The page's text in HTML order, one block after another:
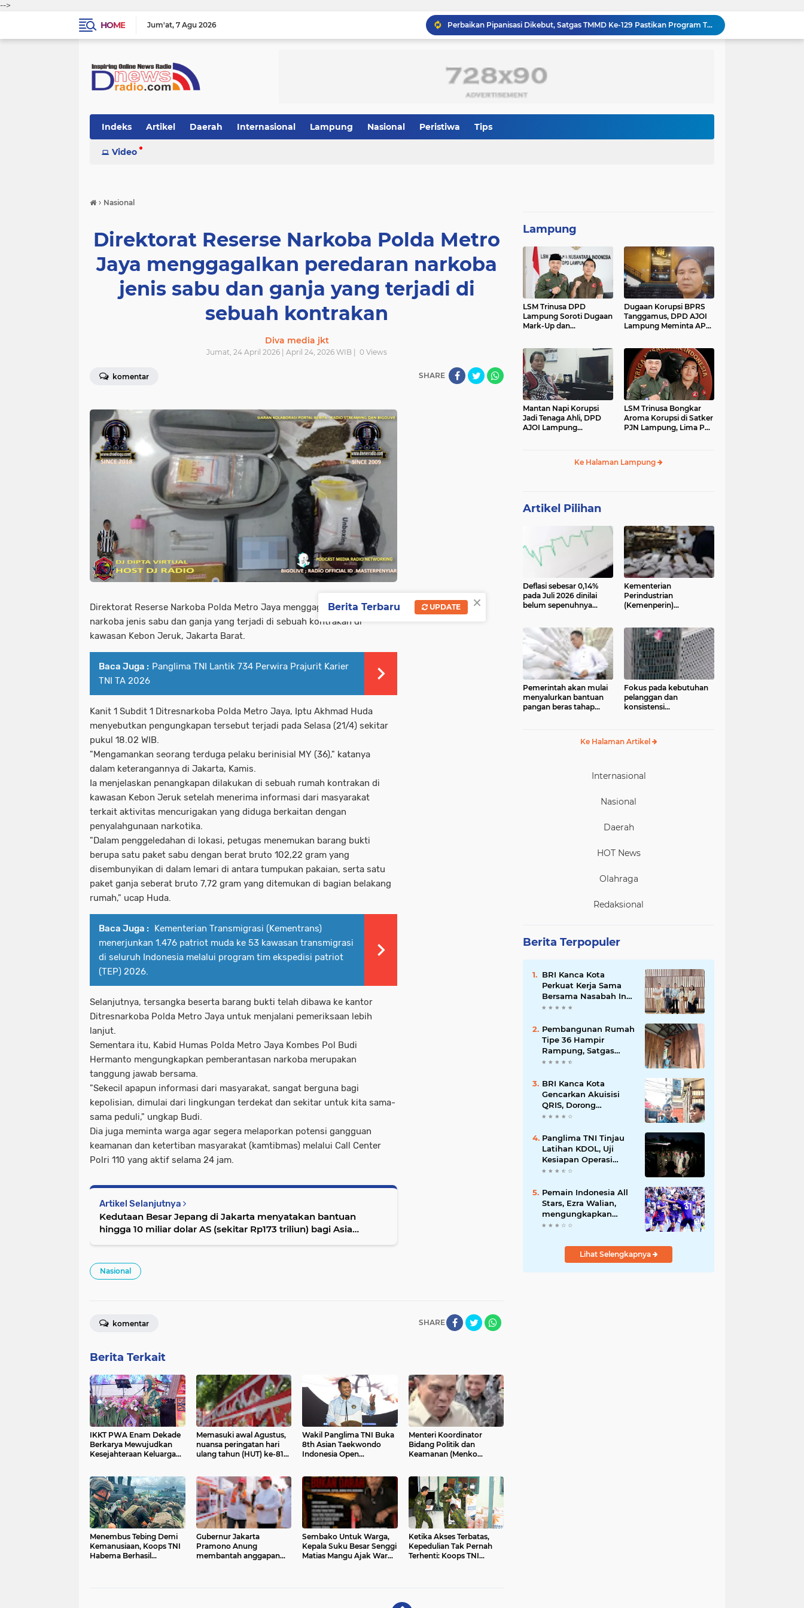
-->
HOME
Jum'at 7 Agu 2026
Perbaikan Pipanisasi Dikebut, Satgas TMMD Ke-129 Pastikan Program TNI Manunggal Air Bersih Segera Dinikmati Warga Kampung Sesor
Bahu Membahu Demi Desa Sehat, Satgas TMMD Bersama Warga Bersihkan Saluran Air
Komandan Lanal Nias Dampingi Gubernur Sumut Bobby Nasution Tinjau Fasilitas Kesehatan dan Budidaya Rumput Laut di Nias Utara
Indeks Artikel Daerah Internasional Lampung Nasional Peristiwa Tips
Video
› Nasional
Direktorat Reserse Narkoba Polda Metro
Jaya menggagalkan peredaran narkoba
jenis sabu dan ganja yang terjadi di
sebuah kontrakan
Diva media jkt
Jumat, 24 April 2026 | April 24, 2026 WIB | 0 Views
komentar SHARE
Direktorat Reserse Narkoba Polda Metro Jaya menggagalkan peredaran
narkoba jenis sabu dan ganja yang terjadi di sebuah kontrakan di
kawasan Kebon Jeruk, Jakarta Barat.
Baca Juga : Panglima TNI Lantik 734 Perwira Prajurit Karier
TNI TA 2026
Kanit 1 Subdit 1 Ditresnarkoba Polda Metro Jaya, Iptu Akhmad Huda
menyebutkan pengungkapan tersebut terjadi pada Selasa (21/4) sekitar
pukul 18.02 WIB.
"Mengamankan seorang terduga pelaku berinisial MY (36)," katanya
dalam keterangannya di Jakarta, Kamis.
Ia menjelaskan penangkapan dilakukan di sebuah rumah kontrakan di
kawasan Kebon Jeruk setelah menerima informasi dari masyarakat
terkait aktivitas mencurigakan yang diduga berkaitan dengan
penyalahgunaan narkotika.
"Dalam penggeledahan di lokasi, petugas menemukan barang bukti
berupa satu paket sabu dengan berat bruto 102,22 gram yang
disembunyikan di dalam lemari di antara tumpukan pakaian, serta satu
paket ganja seberat bruto 7,72 gram yang ditemukan di bagian belakang
rumah," ucap Huda.
Baca Juga : Kementerian Transmigrasi (Kementrans)
menerjunkan 1.476 patriot muda ke 53 kawasan transmigrasi
di seluruh Indonesia melalui program tim ekspedisi patriot
(TEP) 2026.
Selanjutnya, tersangka beserta barang bukti telah dibawa ke kantor
Ditresnarkoba Polda Metro Jaya untuk menjalani pemeriksaan lebih
lanjut.
Sementara itu, Kabid Humas Polda Metro Jaya Kombes Pol Budi
Hermanto mengungkapkan pemberantasan narkoba merupakan
tanggung jawab bersama.
"Sekecil apapun informasi dari masyarakat, sangat berguna bagi
kepolisian, dimulai dari lingkungan terdekat dan sekitar untuk kita sama-
sama peduli," ungkap Budi.
Dia juga meminta warga agar segera melaporkan potensi gangguan
keamanan dan ketertiban masyarakat (kamtibmas) melalui Call Center
Polri 110 yang aktif selama 24 jam.
Artikel Selanjutnya
Kedutaan Besar Jepang di Jakarta menyatakan bantuan
hingga 10 miliar dolar AS (sekitar Rp173 triliun) bagi Asia
Nasional
SHARE
komentar
Berita Terkait
IKKT PWA Enam Dekade
Berkarya Mewujudkan
Kesejahteraan Keluarga
Memasuki awal Agustus,
nuansa peringatan hari
ulang tahun (HUT) ke-81
Wakil Panglima TNI Buka
8th Asian Taekwondo
Indonesia Open
Menteri Koordinator
Bidang Politik dan
Keamanan (Menko
masyarakat bijak
memahami program
pemerintah secara
menyeluruh dan tidak
menilai kebijakan
Menembus Tebing Demi
Kemanusiaan, Koops TNI
Habema Berhasil
Gubernur Jakarta
Pramono Anung
membantah anggapan
Sembako Untuk Warga,
Kepala Suku Besar Senggi
Matias Mangu Ajak Warga
Ketika Akses Terbatas,
Kepedulian Tak Pernah
Terhenti: Koops TNI
Lampung
LSM Trinusa DPD
Lampung Soroti Dugaan
Mark-Up dan
PKPCK
Dugaan Korupsi BPRS
Tanggamus, DPD AJOI
Lampung Meminta APH
Mantan Napi Korupsi
Jadi Tenaga Ahli, DPD
AJOI Lampung
LSM Trinusa Bongkar
Aroma Korupsi di Satker
PJN Lampung, Lima Pos
Ke Halaman Lampung
Artikel Pilihan
Deflasi sebesar 0,14%
pada Juli 2026 dinilai
belum sepenuhnya
Pengamat ekonomi
Center of Reform on
Economics (Core)
Indonesia
Kementerian
Perindustrian
(Kemenperin)
(IKM), khususnya sektor
pakaian jadi, alas kaki,
dan alat olahraga,
memiliki peran strategis
dalam memperkuat
perekonomian nasional
Pemerintah akan mulai
menyalurkan bantuan
pangan beras tahap
pangan pemerintah
33.244.408 penerima
Fokus pada kebutuhan
pelanggan dan
konsistensi
Ke Halaman Artikel
Internasional
Nasional
Daerah
HOT News
Olahraga
Redaksional
Berita Terpopuler
BRI Kanca Kota
Perkuat Kerja Sama
Bersama Nasabah Inti,
Dorong Pertumbuhan
Pembangunan Rumah
Tipe 36 Hampir
Rampung, Satgas
TMMD Ke-129 Kodim
Wujudkan Hunian
Layak bagi Warga
BRI Kanca Kota
Gencarkan Akuisisi
QRIS, Dorong
Digitalisasi Transaksi
Panglima TNI Tinjau
Latihan KDOL, Uji
Kesiapan Operasi
Lintas Udara dalam
TNI 2026
Pemain Indonesia All
Stars, Ezra Walian,
mengungkapkan
memiliki hubungan
keluarga bek Aston
Lihat Selengkapnya
×
Berita Terbaru UPDATE